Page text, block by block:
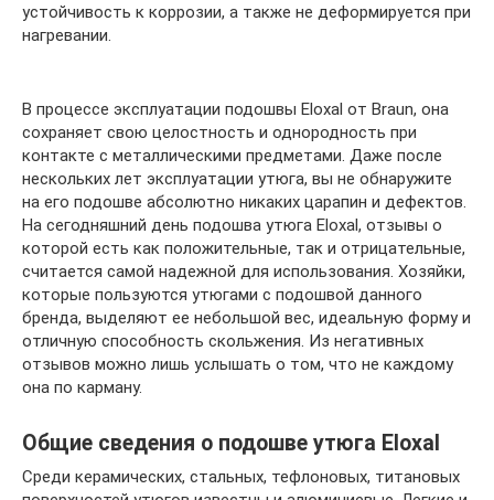
устойчивость к коррозии, а также не деформируется при
нагревании.
В процессе эксплуатации подошвы Eloxal от Braun, она
сохраняет свою целостность и однородность при
контакте с металлическими предметами. Даже после
нескольких лет эксплуатации утюга, вы не обнаружите
на его подошве абсолютно никаких царапин и дефектов.
На сегодняшний день подошва утюга Eloxal, отзывы о
которой есть как положительные, так и отрицательные,
считается самой надежной для использования. Хозяйки,
которые пользуются утюгами с подошвой данного
бренда, выделяют ее небольшой вес, идеальную форму и
отличную способность скольжения. Из негативных
отзывов можно лишь услышать о том, что не каждому
она по карману.
Общие сведения о подошве утюга Eloxal
Среди керамических, стальных, тефлоновых, титановых